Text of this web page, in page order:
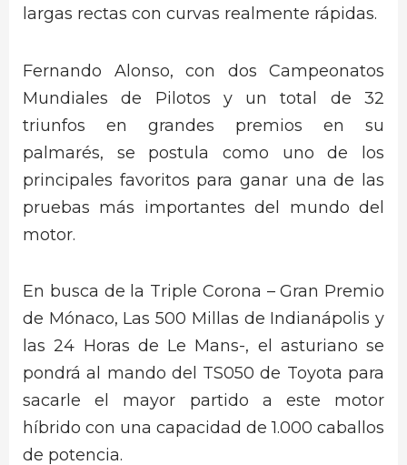
largas rectas con curvas realmente rápidas.
Fernando Alonso, con dos Campeonatos
Mundiales de Pilotos y un total de 32
triunfos en grandes premios en su
palmarés, se postula como uno de los
principales favoritos para ganar una de las
pruebas más importantes del mundo del
motor.
En busca de la Triple Corona – Gran Premio
de Mónaco, Las 500 Millas de Indianápolis y
las 24 Horas de Le Mans-, el asturiano se
pondrá al mando del TS050 de Toyota para
sacarle el mayor partido a este motor
híbrido con una capacidad de 1.000 caballos
de potencia.